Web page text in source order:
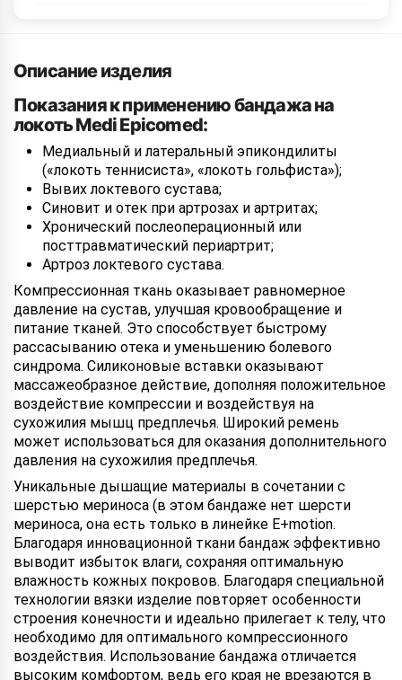
Описание изделия
Показания к применению бандажа на
локоть Medi Epicomed:
Медиальный и латеральный эпикондилиты
(«локоть теннисиста», «локоть гольфиста»);
Вывих локтевого сустава;
Синовит и отек при артрозах и артритах;
Хронический послеоперационный или
посттравматический периартрит;
Артроз локтевого сустава.
Компрессионная ткань оказывает равномерное
давление на сустав, улучшая кровообращение и
питание тканей. Это способствует быстрому
рассасыванию отека и уменьшению болевого
синдрома. Силиконовые вставки оказывают
массажеобразное действие, дополняя положительное
воздействие компрессии и воздействуя на
сухожилия мышц предплечья. Широкий ремень
может использоваться для оказания дополнительного
давления на сухожилия предплечья.
Уникальные дышащие материалы в сочетании с
шерстью мериноса (в этом бандаже нет шерсти
мериноса, она есть только в линейке E+motion.
Благодаря инновационной ткани бандаж эффективно
выводит избыток влаги, сохраняя оптимальную
влажность кожных покровов. Благодаря специальной
технологии вязки изделие повторяет особенности
строения конечности и идеально прилегает к телу, что
необходимо для оптимального компрессионного
воздействия. Использование бандажа отличается
высоким комфортом, ведь его края не врезаются в